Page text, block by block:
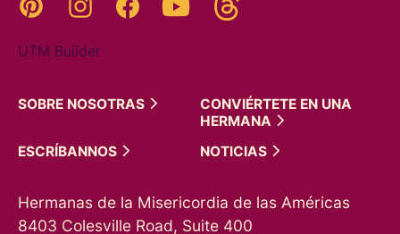
UTM Builder
SOBRE NOSOTRAS
CONVIÉRTETE EN UNA
HERMANA
ESCRÍBANNOS
NOTICIAS
Hermanas de la Misericordia de las Américas
8403 Colesville Road, Suite 400